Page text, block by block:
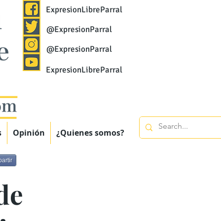
ExpresionLibreParral
@ExpresionParral
@ExpresionParral
ExpresionLibreParral
Opinión ¿Quienes somos?